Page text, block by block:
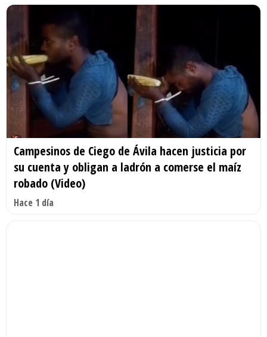
Campesinos de Ciego de Ávila hacen justicia por
su cuenta y obligan a ladrón a comerse el maíz
robado (Video)
Hace 1 día